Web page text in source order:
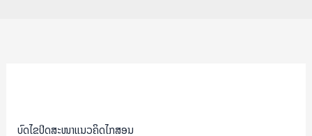
ບົດໄຂປິດສະໜາແນວຄິດໄກສອນ
ປິດ